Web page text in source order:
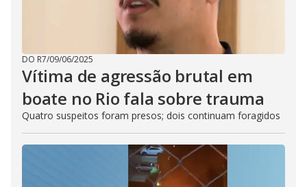
DO R7/09/06/2025
Vítima de agressão brutal em
boate no Rio fala sobre trauma
Quatro suspeitos foram presos; dois continuam foragidos